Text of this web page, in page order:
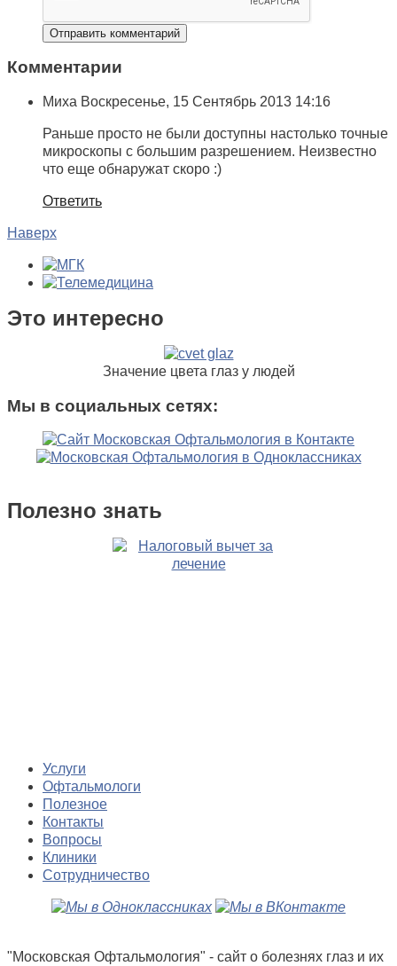
Комментарии
Миха Воскресенье, 15 Сентябрь 2013 14:16
Раньше просто не были доступны настолько точные
микроскопы с большим разрешением. Неизвестно
что еще обнаружат скоро :)
Ответить
Наверх
Это интересно
Значение цвета глаз у людей
Мы в социальных сетях:
Полезно знать
Услуги
Офтальмологи
Полезное
Контакты
Вопросы
Клиники
Сотрудничество
"Московская Офтальмология" - сайт о болезнях глаз и их